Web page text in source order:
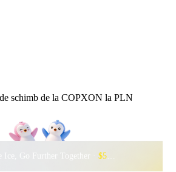
schimb de la COPXON la PLN
Ice, Go Further Together · $500,000